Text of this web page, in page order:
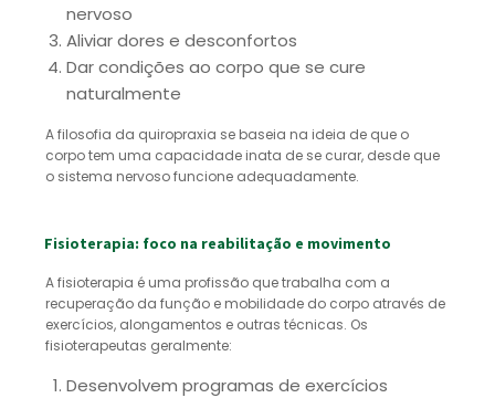
nervoso
Aliviar dores e desconfortos
Dar condições ao corpo que se cure
naturalmente
A filosofia da quiropraxia se baseia na ideia de que o
corpo tem uma capacidade inata de se curar, desde que
o sistema nervoso funcione adequadamente.
Fisioterapia: foco na reabilitação e movimento
A fisioterapia é uma profissão que trabalha com a
recuperação da função e mobilidade do corpo através de
exercícios, alongamentos e outras técnicas. Os
fisioterapeutas geralmente:
Desenvolvem programas de exercícios